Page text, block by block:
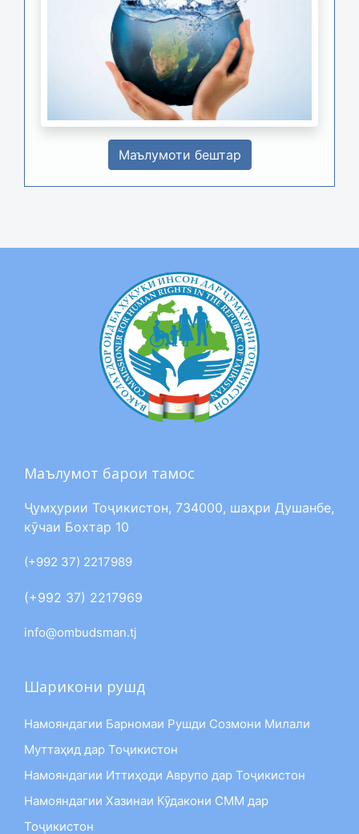
Маълумоти бештар
Маълумот барои тамос
Ҷумҳурии Тоҷикистон, 734000, шаҳри Душанбе,
кӯчаи Бохтар 10
(+992 37) 2217989
(+992 37) 2217969
info@ombudsman.tj
Шарикони рушд
Намояндагии Барномаи Рушди Созмони Милали
Муттаҳид дар Тоҷикистон
Намояндагии Иттиҳоди Аврупо дар Тоҷикистон
Намояндагии Хазинаи Кӯдакони СММ дар
Тоҷикистон